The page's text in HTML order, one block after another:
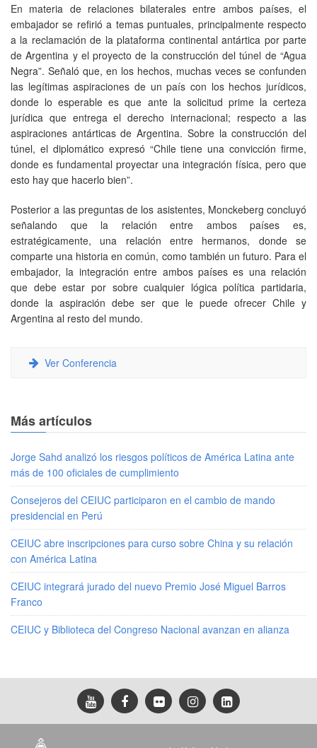
En materia de relaciones bilaterales entre ambos países, el
embajador se refirió a temas puntuales, principalmente respecto
a la reclamación de la plataforma continental antártica por parte
de Argentina y el proyecto de la construcción del túnel de “Agua
Negra”. Señaló que, en los hechos, muchas veces se confunden
las legítimas aspiraciones de un país con los hechos jurídicos,
donde lo esperable es que ante la solicitud prime la certeza
jurídica que entrega el derecho internacional; respecto a las
aspiraciones antárticas de Argentina. Sobre la construcción del
túnel, el diplomático expresó “Chile tiene una convicción firme,
donde es fundamental proyectar una integración física, pero que
esto hay que hacerlo bien”.
Posterior a las preguntas de los asistentes, Monckeberg concluyó
señalando que la relación entre ambos países es,
estratégicamente, una relación entre hermanos, donde se
comparte una historia en común, como también un futuro. Para el
embajador, la integración entre ambos países es una relación
que debe estar por sobre cualquier lógica política partidaria,
donde la aspiración debe ser que le puede ofrecer Chile y
Argentina al resto del mundo.
Ver Conferencia
Más artículos
Jorge Sahd analizó los riesgos políticos de América Latina ante
más de 100 oficiales de cumplimiento
Consejeros del CEIUC participaron en el cambio de mando
presidencial en Perú
CEIUC abre inscripciones para curso sobre China y su relación
con América Latina
CEIUC integrará jurado del nuevo Premio José Miguel Barros
Franco
CEIUC y Biblioteca del Congreso Nacional avanzan en alianza